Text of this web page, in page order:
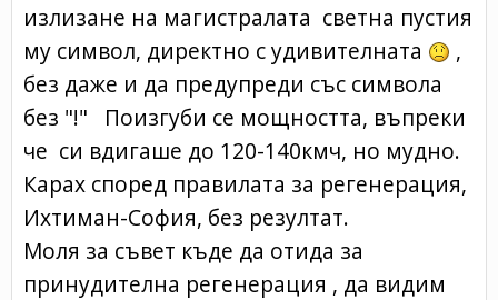
излизане на магистралата светна пустия
му символ, директно с удивителната
,
без даже и да предупреди със символа
без "!" Поизгуби се мощността, въпреки
че си вдигаше до 120-140кмч, но мудно.
Карах според правилата за регенерация,
Ихтиман-София, без резултат.
Моля за съвет къде да отида за
принудителна регенерация , да видим